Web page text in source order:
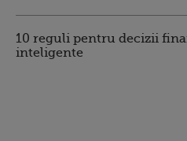
10 reguli pentru decizii
inteligente